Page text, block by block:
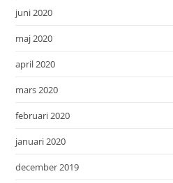
juni 2020
maj 2020
april 2020
mars 2020
februari 2020
januari 2020
december 2019